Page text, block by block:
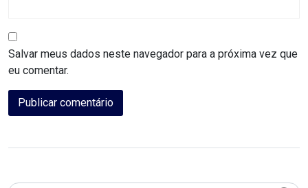
CÂMARA
MUNICIPAL
Salvar meus dados neste navegador para a próxima vez que
eu comentar.